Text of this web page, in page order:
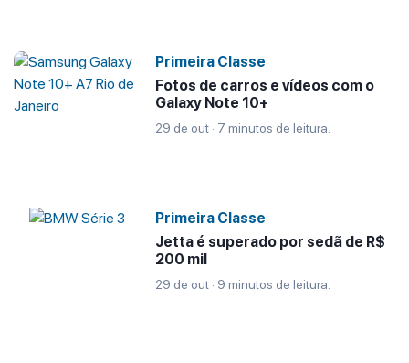
Primeira Classe
Fotos de carros e vídeos com o
Galaxy Note 10+
29 de out · 7 minutos de leitura.
Primeira Classe
Jetta é superado por sedã de R$
200 mil
29 de out · 9 minutos de leitura.